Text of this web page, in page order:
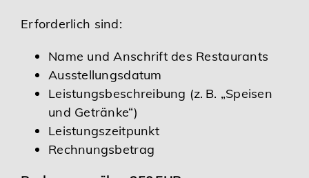
Erforderlich sind:
Name und Anschrift des Restaurants
Ausstellungsdatum
Leistungsbeschreibung (z. B. „Speisen
und Getränke“)
Leistungszeitpunkt
Rechnungsbetrag